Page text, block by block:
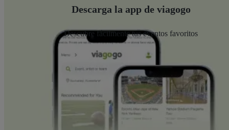
Descarga la app de viagogo
Descubre fácilmente tus eventos favoritos